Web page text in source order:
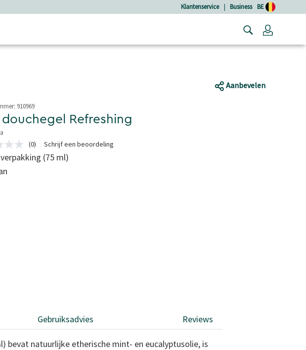
Klantenservice | Business BE
Aanbevelen
910969
douchegel Refreshing
sterren(0) Schrijf een beoordeling
(75 ml)
Gebruiksadvies Reviews
bevat natuurlijke etherische mint- en eucalyptusolie, is